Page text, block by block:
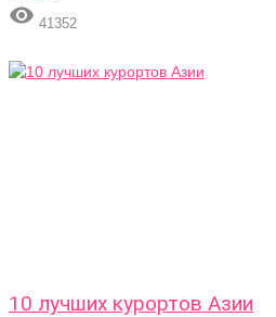
 41352
10 лучших курортов Азии